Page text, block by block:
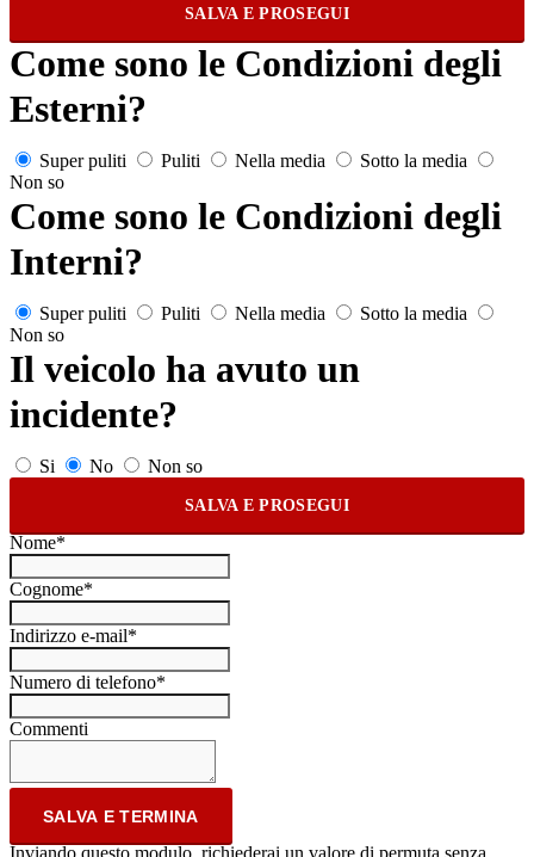
SALVA E PROSEGUI
Come sono le Condizioni degli
Esterni?
Super puliti Puliti Nella media
Sotto la media
Non so
Come sono le Condizioni degli
Interni?
Super puliti Puliti Nella media
Sotto la media
Non so
Il veicolo ha avuto un
incidente?
Si No Non so
SALVA E PROSEGUI
Nome*
Cognome*
Indirizzo e-mail*
Numero di telefono*
Commenti